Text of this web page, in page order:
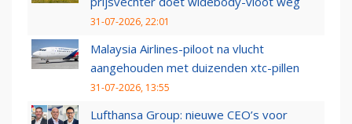
31-07-2026, 22:01
Malaysia Airlines-piloot na vlucht
aangehouden met duizenden xtc-pillen
31-07-2026, 13:55
Lufthansa Group: nieuwe CEO’s voor